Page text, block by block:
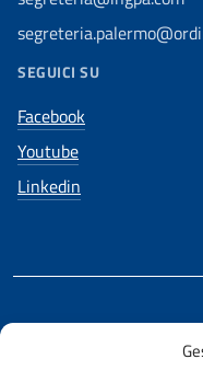
SEGUICI SU
Facebook
Youtube
Linkedin